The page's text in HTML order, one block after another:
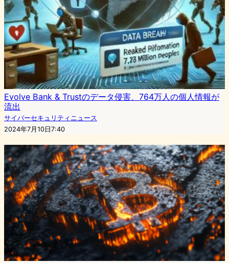
Evolve Bank & Trustのデータ侵害、764万人の個人情報が
流出
サイバーセキュリティニュース
2024年7月10日7:40